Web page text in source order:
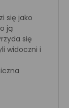
się jako
ją
się
widoczni i